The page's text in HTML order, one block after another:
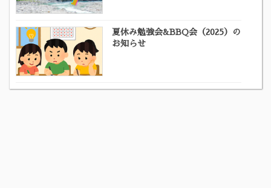
夏休み勉強会&BBQ会（2025）の
お知らせ